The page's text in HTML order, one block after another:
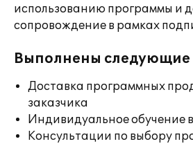
использованию программы и
сопровождение в рамках
Выполнены следующие
Доставка программных
заказчика
Индивидуальное обучение
Консультации по выбору